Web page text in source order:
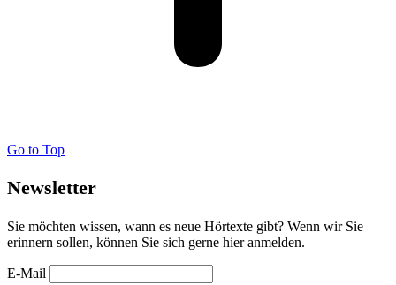
Go to Top
Newsletter
Sie möchten wissen, wann es neue Hörtexte gibt? Wenn wir Sie
erinnern sollen, können Sie sich gerne hier anmelden.
E-Mail